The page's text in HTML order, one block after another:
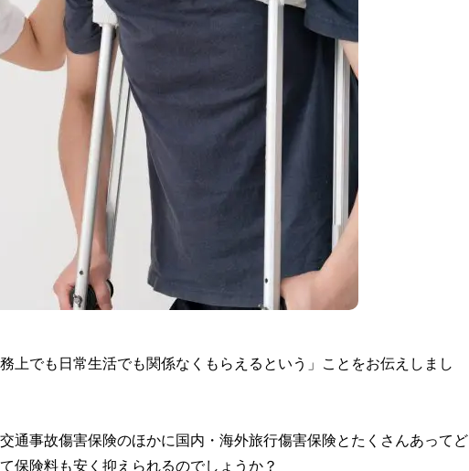
上でも日常生活でも関係なくもらえるという」ことをお伝えしまし
通事故傷害保険のほかに国内・海外旅行傷害保険とたくさんあってど
保険料も安く抑えられるのでしょうか？